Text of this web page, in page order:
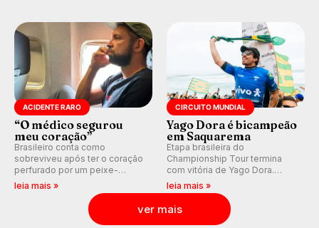
ondas para até 16 dias.
ACIDENTE RARO
“O médico segurou
meu coração”
Brasileiro conta como
sobreviveu após ter o coração
perfurado por um peixe-
agulha enquanto surfava na
leia mais »
CIRCUITO MUNDIAL
Yago Dora é bicampeão
em Saquarema
Etapa brasileira do
Championship Tour termina
com vitória de Yago Dora.
Sawyer Lindblad vence entre
as mulheres e Leonardo
Fioravanti assume liderança do
ranking mundial da WSL, na
leia mais »
ver mais